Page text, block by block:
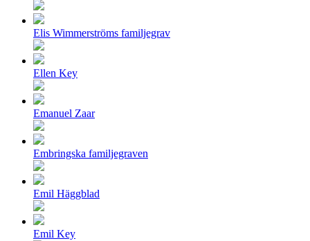
Elis Wimmerströms familjegrav
Ellen Key
Emanuel Zaar
Embringska familjegraven
Emil Häggblad
Emil Key